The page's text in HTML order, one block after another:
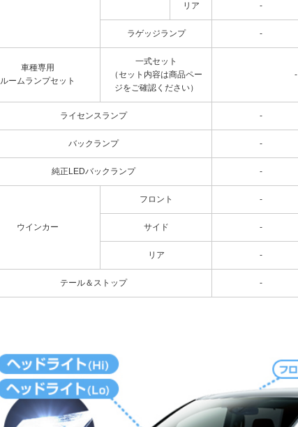
リア -
ラゲッジランプ -
車種専用
ルームランプセット
一式セット
（セット内容は商品ペー
ジをご確認ください）
-
ライセンスランプ -
バックランプ -
純正LEDバックランプ -
ウインカー
フロント -
サイド -
リア -
テール＆ストップ -